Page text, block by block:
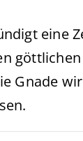
eine
Gnade